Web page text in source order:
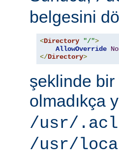
belgesini
<Directory "/">
AllowOverride
</Directory>
şeklinde bir
olmadıkça
/usr/.acl
/usr/